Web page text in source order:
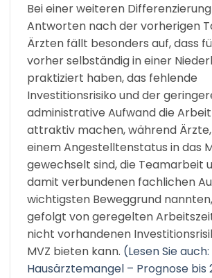
Bei einer weiteren
Antworten nach der vorherigen
Ärzten fällt besonders auf, dass
vorher selbständig in einer
praktiziert haben, das fehlende
Investitionsrisiko und der
administrative Aufwand die Arbeit
attraktiv machen, während Ärzte,
einem Angestelltenstatus in das
gewechselt sind, die Teamarbeit
damit verbundenen fachlichen
wichtigsten Beweggrund
gefolgt von geregelten
nicht vorhandenen
MVZ bieten kann. (Lesen Sie auch:
Hausärztemangel – Prognose bis